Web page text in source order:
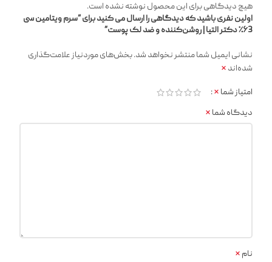
هیچ دیدگاهی برای این محصول نوشته نشده است.
اولین نفری باشید که دیدگاهی را ارسال می کنید برای “سرم ویتامین سی
۶3٪ دکتر التیا | روشن‌کننده و ضد لک پوست”
نشانی ایمیل شما منتشر نخواهد شد.بخش‌های موردنیاز علامت‌گذاری
شده‌اند *
امتیاز شما *
دیدگاه شما *
نام *